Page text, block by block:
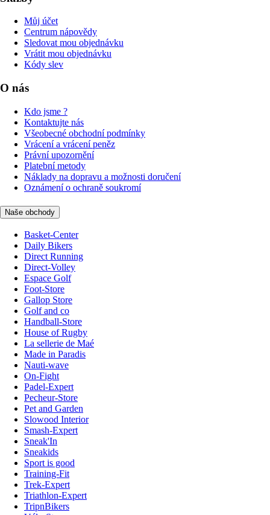
Můj účet
Centrum nápovědy
Sledovat mou objednávku
Vrátit mou objednávku
Kódy slev
O nás
Kdo jsme ?
Kontaktujte nás
Všeobecné obchodní podmínky
Vrácení a vrácení peněz
Právní upozornění
Platební metody
Náklady na dopravu a možnosti doručení
Oznámení o ochraně soukromí
Naše obchody
Basket-Center
Daily Bikers
Direct Running
Direct-Volley
Espace Golf
Foot-Store
Gallop Store
Golf and co
Handball-Store
House of Rugby
La sellerie de Maé
Made in Paradis
Nauti-wave
On-Fight
Padel-Expert
Pecheur-Store
Pet and Garden
Slowood Interior
Smash-Expert
Sneak'In
Sneakids
Sport is good
Training-Fit
Trek-Expert
Triathlon-Expert
TripnBikers